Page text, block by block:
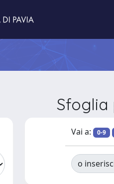
Sfoglia
Vai a: 0-9
o